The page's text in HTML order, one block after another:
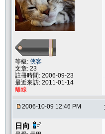
等級: 俠客
文章: 23
註冊時間: 2006-09-23
最近來訪: 2011-01-14
離線
2006-10-09 12:46 PM
日向